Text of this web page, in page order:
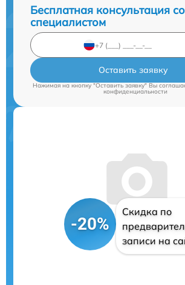
Бесплатная консультация со
специалистом
Оставить заявку
Нажимая на кнопку "Оставить заявку" Вы
конфиденциальности
-20%
Скидка по
записи на